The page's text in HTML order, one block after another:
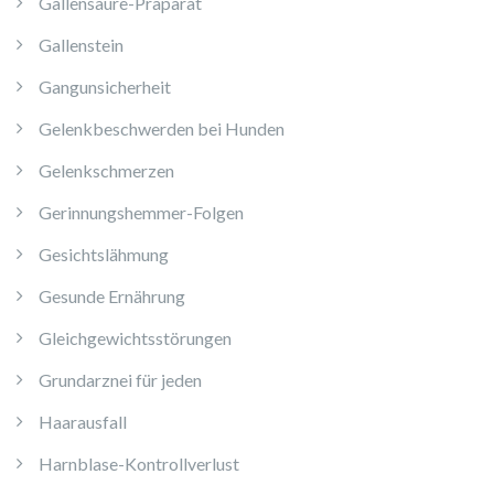
Gallenstein
Gangunsicherheit
Gelenkbeschwerden bei Hunden
Gelenkschmerzen
Gerinnungshemmer-Folgen
Gesichtslähmung
Gesunde Ernährung
Gleichgewichtsstörungen
Grundarznei für jeden
Haarausfall
Harnblase-Kontrollverlust